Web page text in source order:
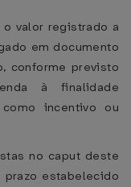
o valor registrado a
em documento
conforme previsto
à finalidade
incentivo ou
no caput deste
estabelecido